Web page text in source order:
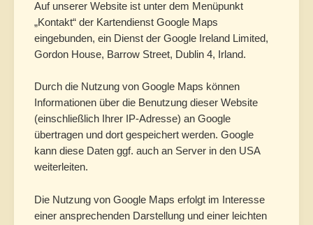
Auf unserer Website ist unter dem Menüpunkt
„Kontakt“ der Kartendienst Google Maps
eingebunden, ein Dienst der Google Ireland Limited,
Gordon House, Barrow Street, Dublin 4, Irland.
Durch die Nutzung von Google Maps können
Informationen über die Benutzung dieser Website
(einschließlich Ihrer IP-Adresse) an Google
übertragen und dort gespeichert werden. Google
kann diese Daten ggf. auch an Server in den USA
weiterleiten.
Die Nutzung von Google Maps erfolgt im Interesse
einer ansprechenden Darstellung und einer leichten